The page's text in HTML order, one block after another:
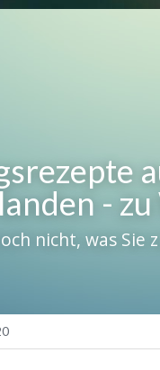
-
nicht, was